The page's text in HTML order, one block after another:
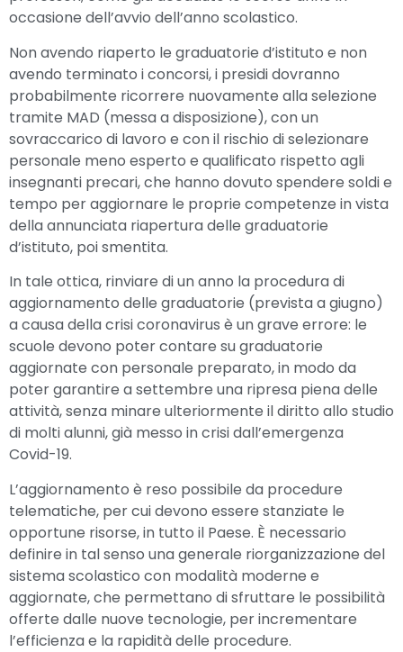
occasione dell’avvio dell’anno scolastico.
Non avendo riaperto le graduatorie d’istituto e non
avendo terminato i concorsi, i presidi dovranno
probabilmente ricorrere nuovamente alla selezione
tramite MAD (messa a disposizione), con un
sovraccarico di lavoro e con il rischio di selezionare
personale meno esperto e qualificato rispetto agli
insegnanti precari, che hanno dovuto spendere soldi e
tempo per aggiornare le proprie competenze in vista
della annunciata riapertura delle graduatorie
d’istituto, poi smentita.
In tale ottica, rinviare di un anno la procedura di
aggiornamento delle graduatorie (prevista a giugno)
a causa della crisi coronavirus è un grave errore: le
scuole devono poter contare su graduatorie
aggiornate con personale preparato, in modo da
poter garantire a settembre una ripresa piena delle
attività, senza minare ulteriormente il diritto allo studio
di molti alunni, già messo in crisi dall’emergenza
Covid-19.
L’aggiornamento è reso possibile da procedure
telematiche, per cui devono essere stanziate le
opportune risorse, in tutto il Paese. È necessario
definire in tal senso una generale riorganizzazione del
sistema scolastico con modalità moderne e
aggiornate, che permettano di sfruttare le possibilità
offerte dalle nuove tecnologie, per incrementare
l’efficienza e la rapidità delle procedure.